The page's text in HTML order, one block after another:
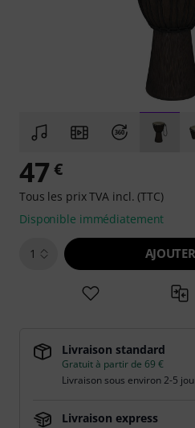
47 €
Tous les prix TVA incl. (TTC)
Disponible immédiatement
1
Livraison standard
Gratuit à partir de 69 €
Livraison sous environ 2-5
Livraison express